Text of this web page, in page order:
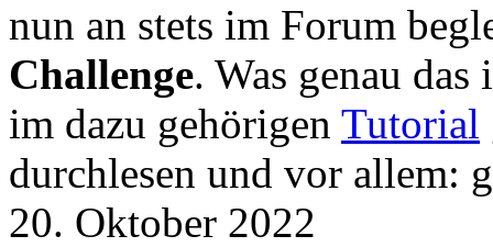
nun an stets im Forum
Challenge. Was genau
im dazu gehörigen Tutorial
durchlesen und vor allem:
20. Oktober 2022